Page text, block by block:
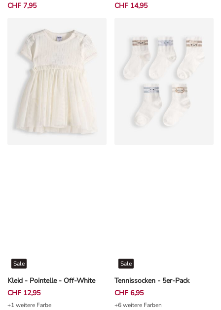
CHF 7,95 CHF 14,95
Kleid - Pointelle - Off-White
Sale
CHF 12,95
+1 weitere Farbe
Tennissocken - 5er-Pack
Sale
CHF 6,95
+6 weitere Farben